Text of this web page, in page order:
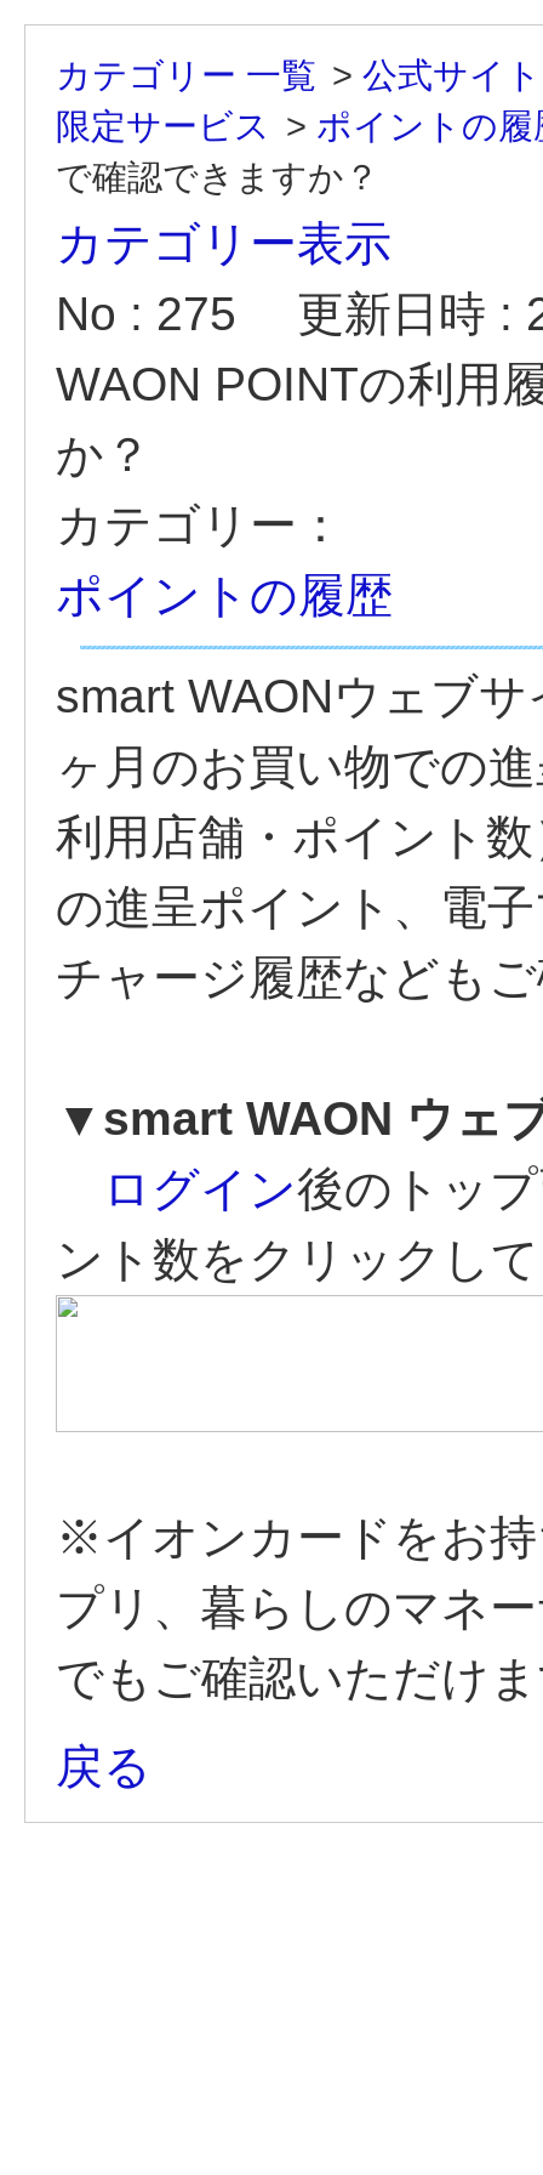
カテゴリー 一覧 > 公式サイ
限定サービス > ポイントの履
で確認できますか？
カテゴリー表示
No : 275
更新日時 :
WAON POINTの利用
か？
カテゴリー：
ポイントの履歴
smart WAONウェブ
ヶ月のお買い物での
利用店舗・ポイント
の進呈ポイント、電
チャージ履歴なども
▼smart WAON ウェ
ログイン後のトッ
ント数をクリックし
※イオンカードをお
プリ、暮らしのマネ
でもご確認いただけ
戻る